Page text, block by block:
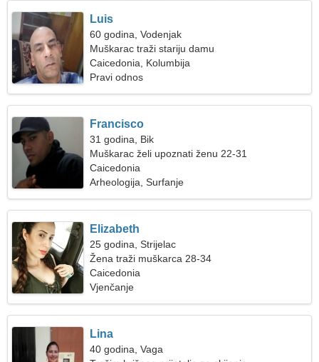
Luis
60 godina, Vodenjak
Muškarac traži stariju damu
Caicedonia, Kolumbija
Pravi odnos
Francisco
31 godina, Bik
Muškarac želi upoznati ženu 22-31
Caicedonia
Arheologija, Surfanje
Elizabeth
25 godina, Strijelac
Žena traži muškarca 28-34
Caicedonia
Vjenčanje
Lina
40 godina, Vaga